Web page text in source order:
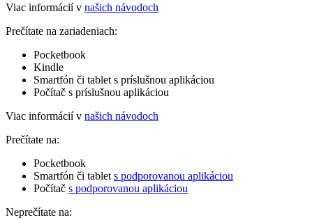
Viac informácií v našich návodoch
Prečítate na zariadeniach:
Pocketbook
Kindle
Smartfón či tablet s príslušnou aplikáciou
Počítač s príslušnou aplikáciou
Viac informácií v našich návodoch
Prečítate na:
Pocketbook
Smartfón či tablet s podporovanou aplikáciou
Počítač s podporovanou aplikáciou
Neprečítate na: